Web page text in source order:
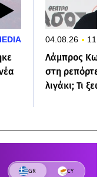
04.08.26
Λάμπρος
στη
λιγάκι; Τι